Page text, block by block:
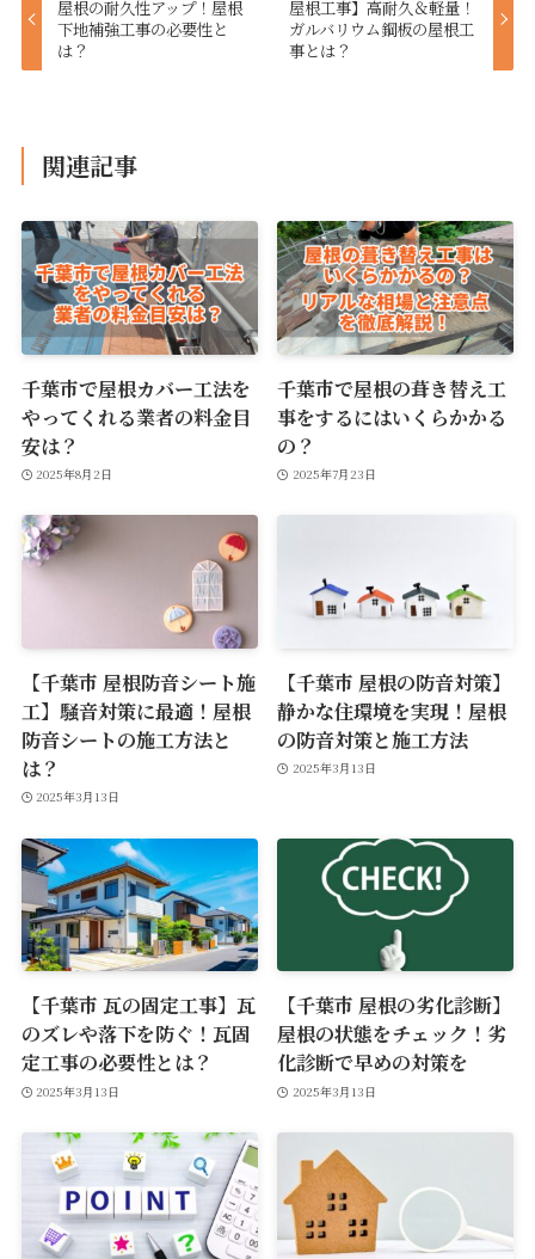
屋根の耐久性アップ！屋根
下地補強工事の必要性と
は？
屋根工事】高耐久＆軽量！
ガルバリウム鋼板の屋根工
事とは？
関連記事
千葉市で屋根カバー工法を
やってくれる業者の料金目
安は？
2025年8月2日
千葉市で屋根の葺き替え工
事をするにはいくらかかる
の？
2025年7月23日
【千葉市 屋根防音シート施
工】騒音対策に最適！屋根
防音シートの施工方法と
は？
2025年3月13日
【千葉市 屋根の防音対策】
静かな住環境を実現！屋根
の防音対策と施工方法
2025年3月13日
【千葉市 瓦の固定工事】瓦
のズレや落下を防ぐ！瓦固
定工事の必要性とは？
2025年3月13日
【千葉市 屋根の劣化診断】
屋根の状態をチェック！劣
化診断で早めの対策を
2025年3月13日